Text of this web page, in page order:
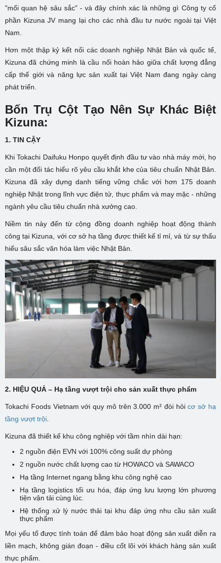
"mối quan hệ sâu sắc" - và đây chính xác là những gì Công ty cổ
phần Kizuna JV mang lại cho các nhà đầu tư nước ngoài tại Việt
Nam.
Hơn một thập kỷ kết nối các doanh nghiệp Nhật Bản và quốc tế,
Kizuna đã chứng minh là cầu nối hoàn hảo giữa chất lượng đẳng
cấp thế giới và năng lực sản xuất tại Việt Nam đang ngày càng
phát triển.
Bốn Trụ Cột Tạo Nên Sự Khác Biệt
Kizuna:
1. TIN CẬY
Khi Tokachi Daifuku Honpo quyết định đầu tư vào nhà máy mới, họ
cần một đối tác hiểu rõ yêu cầu khắt khe của tiêu chuẩn Nhật Bản.
Kizuna đã xây dựng danh tiếng vững chắc với hơn 175 doanh
nghiệp Nhật trong lĩnh vực điện tử, thực phẩm và may mặc - những
ngành yêu cầu tiêu chuẩn nhà xưởng cao.
Niềm tin này đến từ cộng đồng doanh nghiệp hoạt động thành
công tại Kizuna, với cơ sở hạ tầng được thiết kế tỉ mỉ, và từ sự thấu
hiểu sâu sắc văn hóa làm việc Nhật Bản.
2. HIỆU QUẢ – Hạ tầng vượt trội cho sản xuất thực phẩm
Tokachi Foods Vietnam với quy mô trên 3.000 m² đòi hỏicơ sở hạ
tầng vượt trội.
Kizuna đã thiết kế khu công nghiệp với tầm nhìn dài hạn:
2 nguồn điện EVN với 100% công suất dự phòng
2 nguồn nước chất lượng cao từ HOWACO và SAWACO
Hạ tầng Internet ngang bằng khu công nghệ cao
Hạ tầng logistics tối ưu hóa, đáp ứng lưu lượng lớn phương
tiện vận tải cùng lúc.
Hệ thống xử lý nước thải tại khu đáp ứng nhu cầu sản xuất
thực phẩm
Mọi yếu tố được tính toán để đảm bảo hoạt động sản xuất diễn ra
liền mạch, không gián đoạn - điều cốt lõi với khách hàng sản xuất
thực phẩm.